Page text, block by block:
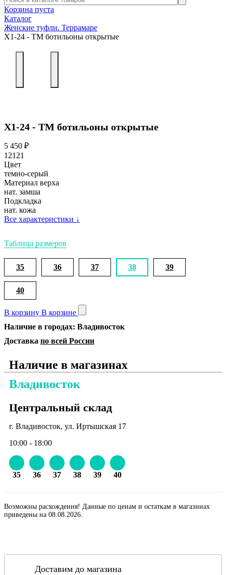
Корзина пуста
Каталог
Женские туфли. Террамаре
Х1-24 - ТМ ботильоны открытые
Х1-24 - ТМ ботильоны открытые
5 450 ₽
12121
Цвет
темно-серый
Материал верха
нат. замша
Подкладка
нат. кожа
Все характеристики ↓
Таблица размеров
35 36 37 38 39
40
В корзину В корзине
Наличие в городах: Владивосток
Доставка по всей России
Наличие в магазинах
Владивосток
Центральный склад
г. Владивосток, ул. Иртышская 17
10:00 - 18:00
35 36 37 38 39 40
Возможны расхождения! Данные по ценам и остаткам в магазинах
приведены на 08.08.2026.
Доставим до магазина